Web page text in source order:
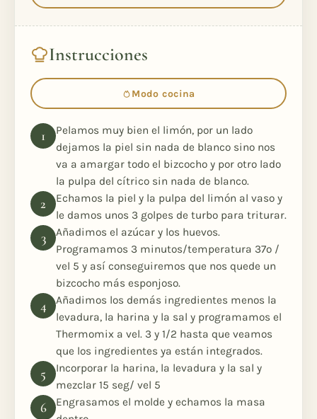
Instrucciones
Modo cocina
Pelamos muy bien el limón, por un lado
dejamos la piel sin nada de blanco sino nos
va a amargar todo el bizcocho y por otro lado
la pulpa del cítrico sin nada de blanco.
Echamos la piel y la pulpa del limón al vaso y
le damos unos 3 golpes de turbo para triturar.
Añadimos el azúcar y los huevos.
Programamos 3 minutos/temperatura 37º /
vel 5 y así conseguiremos que nos quede un
bizcocho más esponjoso.
Añadimos los demás ingredientes menos la
levadura, la harina y la sal y programamos el
Thermomix a vel. 3 y 1/2 hasta que veamos
que los ingredientes ya están integrados.
Incorporar la harina, la levadura y la sal y
mezclar 15 seg/ vel 5
Engrasamos el molde y echamos la masa